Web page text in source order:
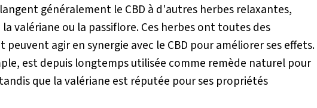
généralement le CBD à d'autres herbes relaxantes,
valériane ou la passiflore. Ces herbes ont toutes des
agir en synergie avec le CBD pour améliorer ses effets.
est depuis longtemps utilisée comme remède naturel pour
que la valériane est réputée pour ses propriétés